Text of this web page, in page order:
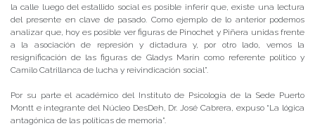
la calle luego del estallido social es posible inferir que, existe una lectura
del presente en clave de pasado. Como ejemplo de lo anterior podemos
analizar que, hoy es posible ver figuras de Pinochet y Piñera unidas frente
a la asociación de represión y dictadura y, por otro lado, vemos la
resignificación de las figuras de Gladys Marín como referente político y
Camilo Catrillanca de lucha y reivindicación social”.
Por su parte el académico del Instituto de Psicología de la Sede Puerto
Montt e integrante del Núcleo DesDeh, Dr. José Cabrera, expuso “La lógica
antagónica de las políticas de memoria”.